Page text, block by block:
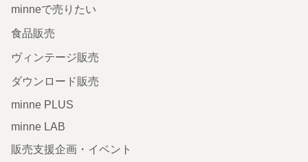
minneで売りたい
食品販売
ヴィンテージ販売
ダウンロード販売
minne PLUS
minne LAB
販売支援企画・イベント